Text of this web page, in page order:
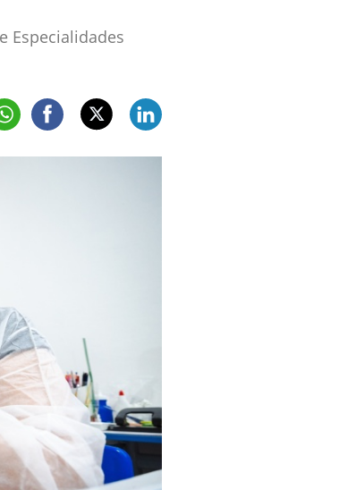
Especialidades